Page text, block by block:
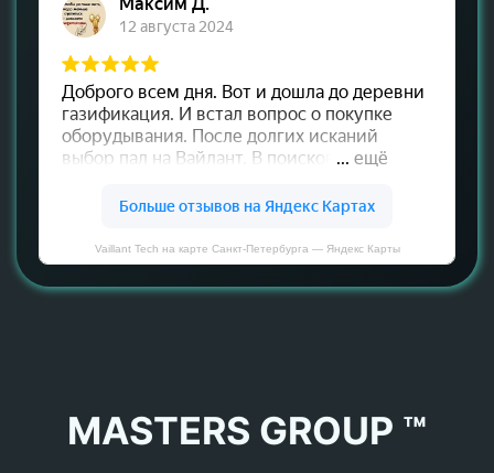
Vaillant Tech на карте Санкт‑Петербурга — Яндекс Карты
MASTERS GROUP ™